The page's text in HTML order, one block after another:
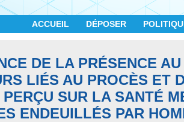
ACCUEIL DÉPOSER
DE LA PRÉSENCE
LIÉS AU PROCÈS ET
SUR LA SANTÉ
ENDEUILLÉS PAR